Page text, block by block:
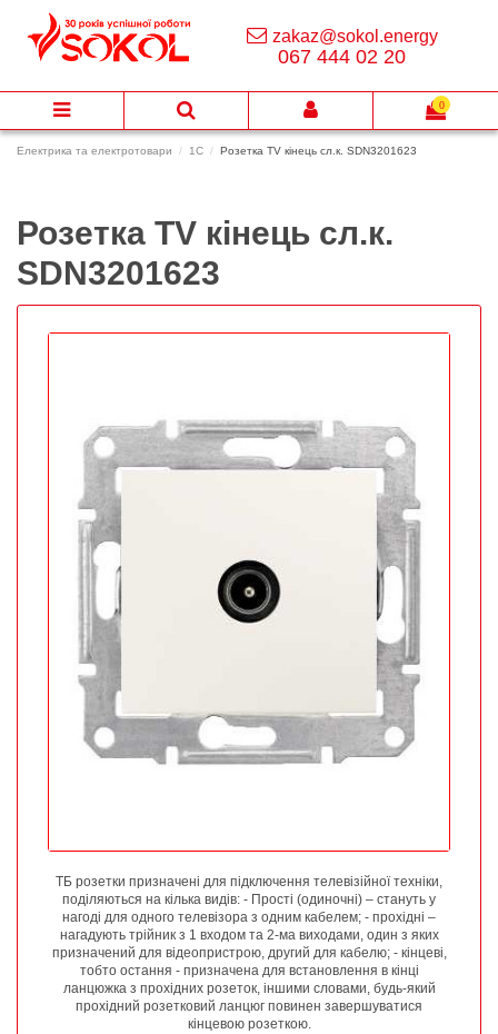
Електрика та електротовари 1C Розетка TV кінець сл.к. SDN3201623
Розетка TV кінець сл.к.
SDN3201623
ТБ розетки призначені для підключення телевізійної техніки,
поділяються на кілька видів: - Прості (одиночні) – стануть у
нагоді для одного телевізора з одним кабелем; - прохідні –
нагадують трійник з 1 входом та 2-ма виходами, один з яких
призначений для відеопристрою, другий для кабелю; - кінцеві,
тобто остання - призначена для встановлення в кінці
ланцюжка з прохідних розеток, іншими словами, будь-який
прохідний розетковий ланцюг повинен завершуватися
кінцевою розеткою.
zakaz@sokol.energy
067 444 02 20
0